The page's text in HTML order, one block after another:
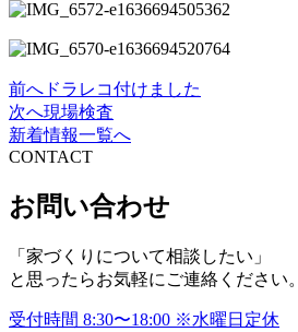
投
稿
ナ
ビ
ー
シ
前へ ドラレコ付けました
次へ現場検査
新着情報一覧へ
CONTACT
お問い合わせ
「家づくりについて相談したい」
と思ったらお気軽にご連絡ください。
受付時間 8:30〜18:00 ※水曜日定休